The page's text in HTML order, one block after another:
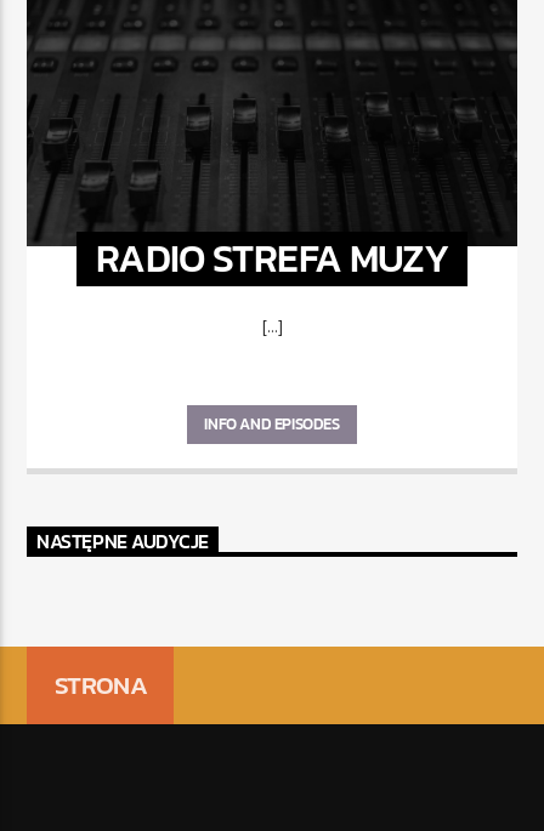
RADIO STREFA MUZY
[...]
INFO AND EPISODES
NASTĘPNE AUDYCJE
STRONA